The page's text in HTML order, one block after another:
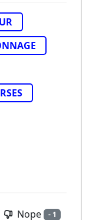
Nope - 1